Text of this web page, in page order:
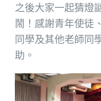
之後大家一起猜燈
鬧！感謝青年使徒
同學及其他老師同
助。